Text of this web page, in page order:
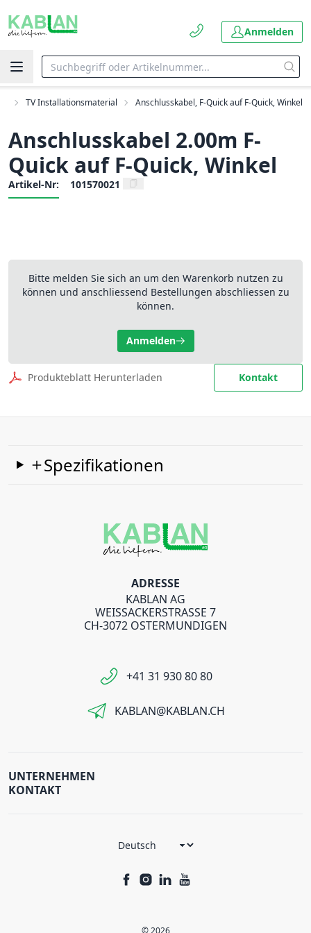
Anmelden
TV Installationsmaterial Anschlusskabel, F-Quick auf F-Quick, Winkel
Anschlusskabel 2.00m F-
Quick auf F-Quick, Winkel
Artikel-Nr: 101570021
Bitte melden Sie sich an um den Warenkorb nutzen zu
können und anschliessend Bestellungen abschliessen zu
können.
Anmelden
Produkteblatt Herunterladen Kontakt
Spezifikationen
ADRESSE
KABLAN AG
WEISSACKERSTRASSE 7
CH-3072 OSTERMUNDIGEN
+41 31 930 80 80
KABLAN@KABLAN.CH
UNTERNEHMEN
KONTAKT
© 2026